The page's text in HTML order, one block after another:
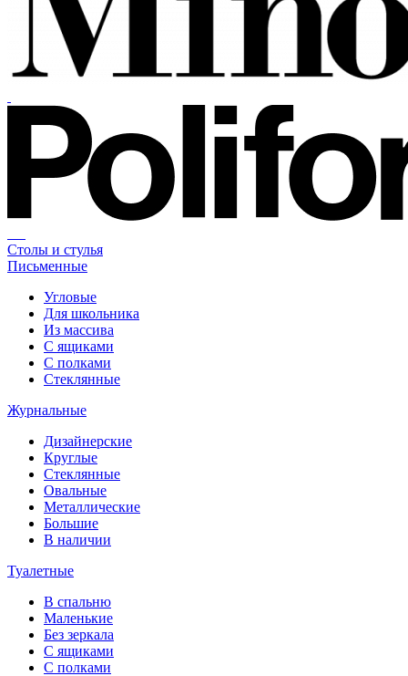
Столы и стулья
Письменные
Угловые
Для школьника
Из массива
С ящиками
С полками
Стеклянные
Журнальные
Дизайнерские
Круглые
Стеклянные
Овальные
Металлические
Большие
В наличии
Туалетные
В спальню
Маленькие
Без зеркала
С ящиками
С полками